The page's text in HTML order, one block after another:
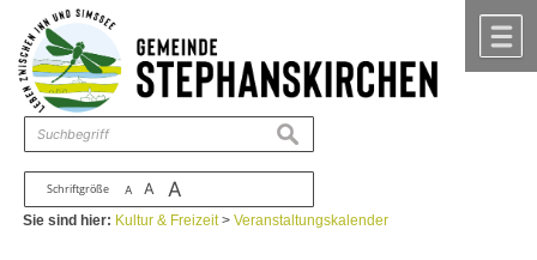
Zum Inhalt ,zur Navigation
Schriftgröße A A A
suchen
Sie sind hier: Kultur & Freizeit>Veranstaltungskalender